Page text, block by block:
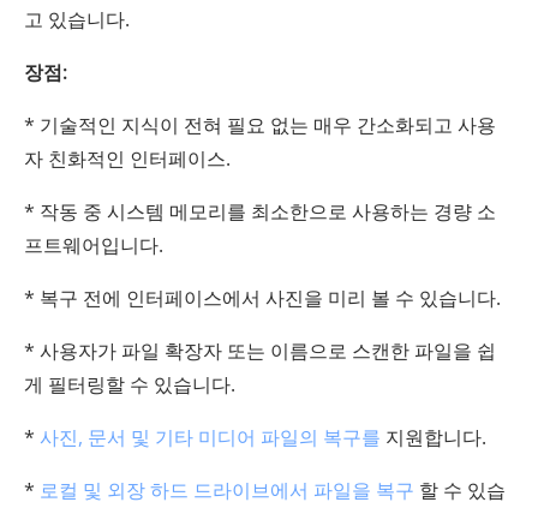
고 있습니다.
장점:
* 기술적인 지식이 전혀 필요 없는 매우 간소화되고 사용
자 친화적인 인터페이스.
* 작동 중 시스템 메모리를 최소한으로 사용하는 경량 소
프트웨어입니다.
* 복구 전에 인터페이스에서 사진을 미리 볼 수 있습니다.
* 사용자가 파일 확장자 또는 이름으로 스캔한 파일을 쉽
게 필터링할 수 있습니다.
* 사진, 문서 및 기타 미디어 파일의 복구를 지원합니다.
* 로컬 및 외장 하드 드라이브에서 파일을 복구 할 수 있습